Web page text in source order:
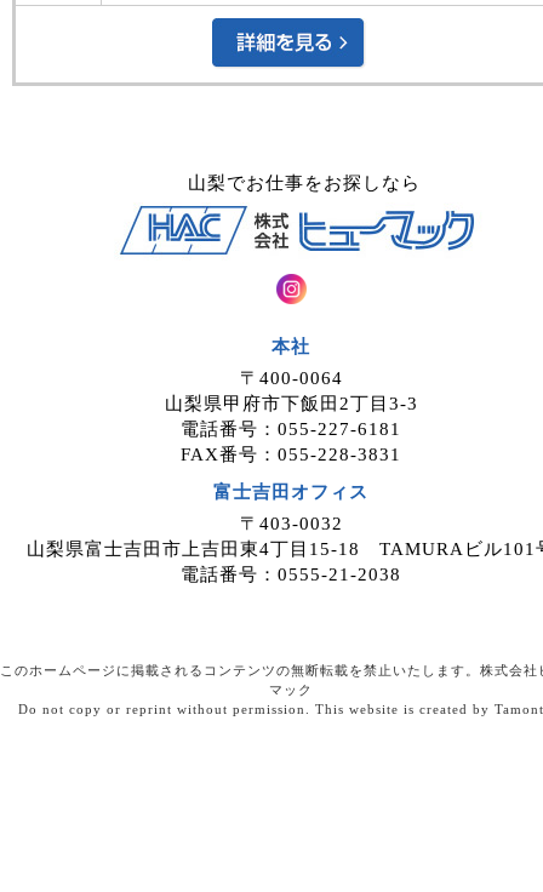
山梨でお仕事をお探しなら
本社
〒400-0064
山梨県甲府市下飯田2丁目3-3
電話番号：055-227-6181
FAX番号：055-228-3831
富士吉田オフィス
〒403-0032
山梨県富士吉田市上吉田東4丁目15-18 TAMURAビル101
電話番号：0555-21-2038
このホームページに掲載されるコンテンツの無断転載を禁止いたします。株式会社
マック
Do not copy or reprint without permission. This website is created by